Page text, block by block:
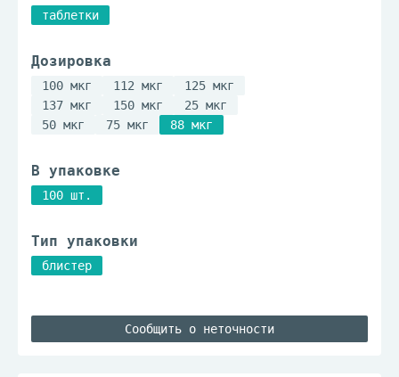
таблетки
Дозировка
100 мкг 112 мкг
125 мкг
137 мкг
150 мкг
25 мкг
50 мкг
75 мкг 88 мкг
В упаковке
100 шт.
Тип упаковки
блистер
Сообщить о неточности